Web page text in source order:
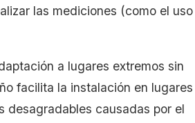
las mediciones (como el uso
a lugares extremos sin
facilita la instalación en lugares
desagradables causadas por el